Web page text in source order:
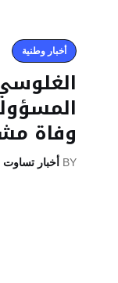
أخبار وطنية
وفاة
BY أخبار تساوت